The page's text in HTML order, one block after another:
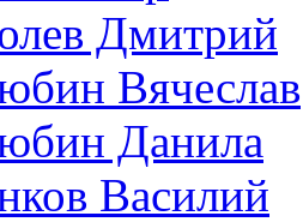
Дмитрий
Вячеслав
Данила
Василий